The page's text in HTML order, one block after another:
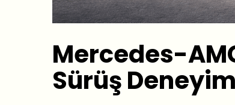
Mercedes-
Sürüş